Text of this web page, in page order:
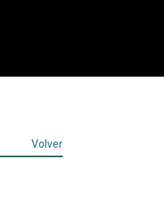
Volver